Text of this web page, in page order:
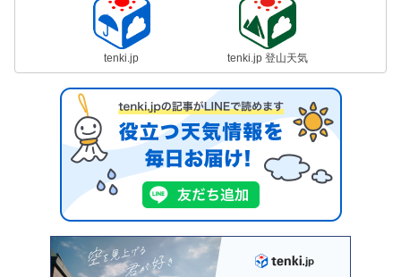
tenki.jp tenki.jp 登山天気